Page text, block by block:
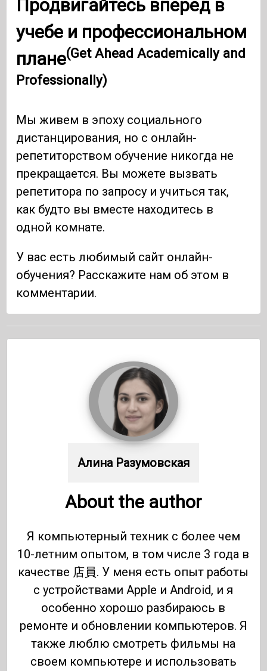
Продвигайтесь вперед в
учебе и профессиональном
плане(Get Ahead Academically and
Professionally)
Мы живем в эпоху социального
дистанцирования, но с онлайн-
репетиторством обучение никогда не
прекращается. Вы можете вызвать
репетитора по запросу и учиться так,
как будто вы вместе находитесь в
одной комнате.
У вас есть любимый сайт онлайн-
обучения? Расскажите нам об этом в
комментарии.
Алина Разумовская
About the author
Я компьютерный техник с более чем
10-летним опытом, в том числе 3 года в
качестве 店員. У меня есть опыт работы
с устройствами Apple и Android, и я
особенно хорошо разбираюсь в
ремонте и обновлении компьютеров. Я
также люблю смотреть фильмы на
своем компьютере и использовать